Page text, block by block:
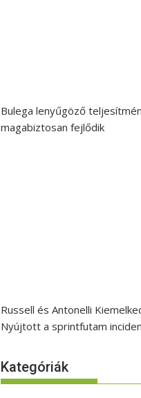
Bulega lenyűgöző
magabiztosan fejlődik
Russell és Antonelli
Nyújtott a sprintfutam
Kategóriák